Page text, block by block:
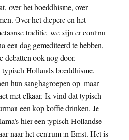
over het boeddhisme, over
Over het diepere en het
traditie, we zijn er continu
een dag gemediteerd te hebben,
debatten ook nog door.
Hollands boeddhisme.
hun sanghagroepen op, maar
met elkaar. Ik vind dat typisch
een kop koffie drinken. Je
hier een typisch Hollandse
naar het centrum in Emst. Het is